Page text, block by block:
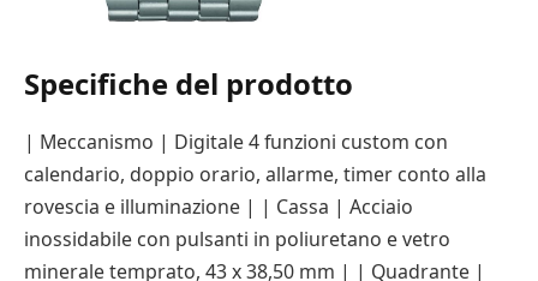
Specifiche del prodotto
| Meccanismo | Digitale 4 funzioni custom con
calendario, doppio orario, allarme, timer conto alla
rovescia e illuminazione | | Cassa | Acciaio
inossidabile con pulsanti in poliuretano e vetro
minerale temprato, 43 x 38,50 mm | | Quadrante |